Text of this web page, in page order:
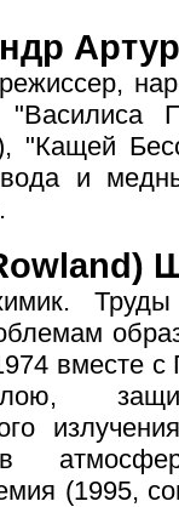
"Василиса
"Кащей
и
химик.
вместе
(1995,